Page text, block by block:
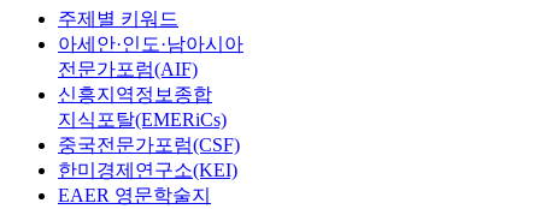
주제별 키워드
아세안·인도·남아시아
전문가포럼(AIF)
신흥지역정보종합
지식포탈(EMERiCs)
중국전문가포럼(CSF)
한미경제연구소(KEI)
EAER 영문학술지